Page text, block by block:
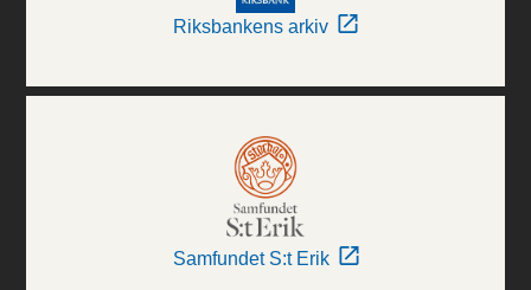
Riksbankens arkiv
Samfundet S:t Erik